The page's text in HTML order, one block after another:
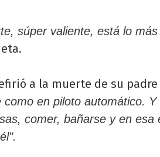
súper valiente, está lo
a la muerte de su padre
como en piloto automático.
comer, bañarse y en esa